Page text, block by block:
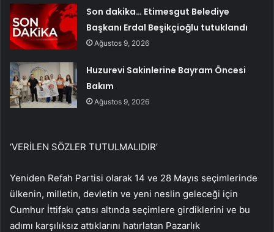
Son dakika… Etimesgut Belediye
Başkanı Erdal Beşikçioğlu tutuklandı
Ağustos 9, 2026
Huzurevi Sakinlerine Bayram Öncesi
Bakım
Ağustos 9, 2026
‘VERİLEN SÖZLER TUTULMALIDIR’
Yeniden Refah Partisi olarak 14 ve 28 Mayıs seçimlerinde
ülkenin, milletin, devletin ve yeni neslin geleceği için
Cumhur İttifakı çatısı altında seçimlere girdiklerini ve bu
adımı karşılıksız attıklarını hatırlatan Pazarlık